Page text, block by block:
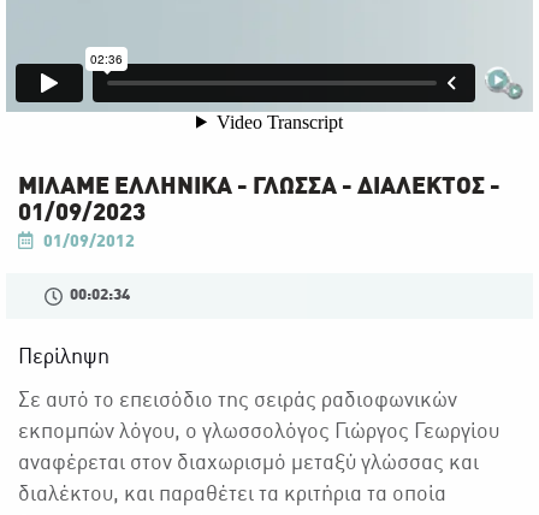
ΜΙΛΑΜΕ ΕΛΛΗΝΙΚΑ - ΓΛΩΣΣΑ - ΔΙΑΛΕΚΤΟΣ -
01/09/2023
01/09/2012
00:02:34
Περίληψη
Σε αυτό το επεισόδιο της σειράς ραδιοφωνικών
εκπομπών λόγου, ο γλωσσολόγος Γιώργος Γεωργίου
αναφέρεται στον διαχωρισμό μεταξύ γλώσσας και
διαλέκτου, και παραθέτει τα κριτήρια τα οποία